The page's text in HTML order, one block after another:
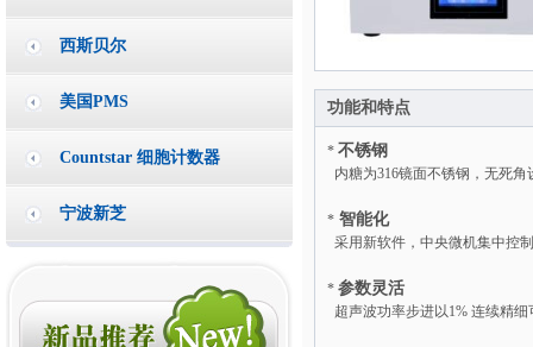
西斯贝尔
美国PMS
Countstar 细胞计数器
宁波新芝
功能和特点
* 不锈钢
内糖为316镜面不锈钢，无死
* 智能化
采用新软件，中央微机集中控
* 参数灵活
超声波功率步进以1% 连续精